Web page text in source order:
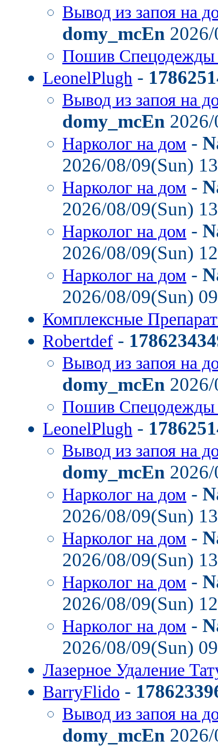
Вывод из запоя на
domy_mcEn
Пошив
LeonelPlugh -
Вывод из запоя на
domy_mcEn
Нарколог на дом -
2026/08/09(Sun)
Нарколог на дом -
2026/08/09(Sun)
Нарколог на дом -
2026/08/09(Sun)
Нарколог на дом -
2026/08/09(Sun)
Комплексные
Robertdef -
Вывод из запоя на
domy_mcEn
Пошив
LeonelPlugh -
Вывод из запоя на
domy_mcEn
Нарколог на дом -
2026/08/09(Sun)
Нарколог на дом -
2026/08/09(Sun)
Нарколог на дом -
2026/08/09(Sun)
Нарколог на дом -
2026/08/09(Sun)
Лазерное Удаление
BarryFlido -
Вывод из запоя на
domy_mcEn